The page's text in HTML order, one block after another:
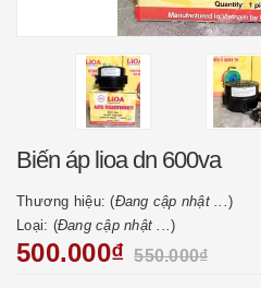
Biến áp lioa dn 600va
Thương hiệu: (Đang cập nhật ...)
Loại: (Đang cập nhật ...)
500.000₫ 550.000₫